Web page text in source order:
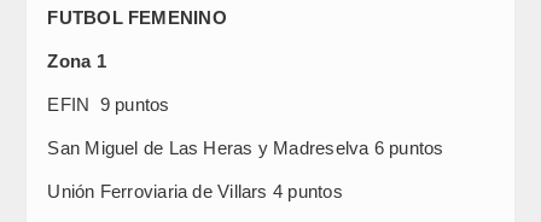
FUTBOL FEMENINO
Zona 1
EFIN 9 puntos
San Miguel de Las Heras y Madreselva 6 puntos
Unión Ferroviaria de Villars 4 puntos